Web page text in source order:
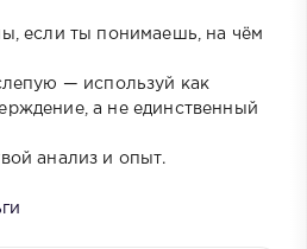
если ты понимаешь, на чём
— используй как
а не единственный
анализ и опыт.